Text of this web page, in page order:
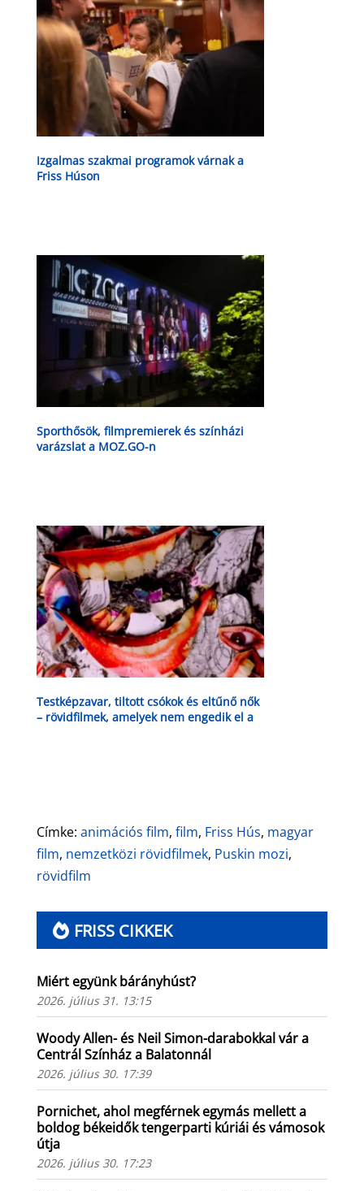
Izgalmas szakmai programok várnak a
Friss Húson
Sporthősök, filmpremierek és színházi
varázslat a MOZ.GO-n
Testképzavar, tiltott csókok és eltűnő nők
– rövidfilmek, amelyek nem engedik el a
Címke: animációs film, film, Friss Hús, magyar
film, nemzetközi rövidfilmek, Puskin mozi,
rövidfilm
FRISS CIKKEK
Miért együnk bárányhúst?
2026. július 31. 13:15
Woody Allen- és Neil Simon-darabokkal vár a
Centrál Színház a Balatonnál
2026. július 30. 17:39
Pornichet, ahol megférnek egymás mellett a
boldog békeidők tengerparti kúriái és vámosok
útja
2026. július 30. 17:23